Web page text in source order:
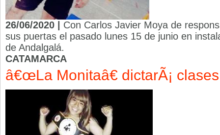
26/06/2020 | Con Carlos Javier Moya de
sus puertas el pasado lunes 15 de junio en
de Andalgalá.
CATAMARCA
â€œLa Monitaâ€ dictarÃ¡ clases